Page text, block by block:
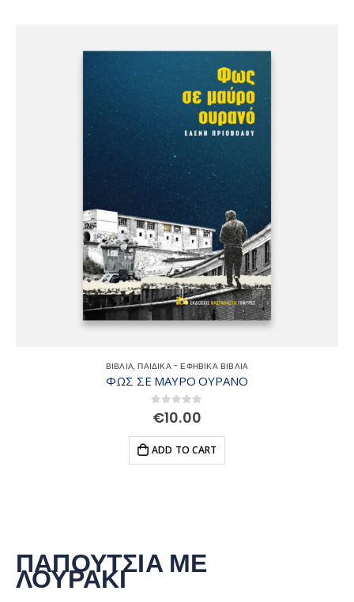
ΒΙΒΛΙΑ,ΠΑΙΔΙΚΑ - ΕΦΗΒΙΚΑ ΒΙΒΛΙΑ
ΦΩΣ ΣΕ ΜΑΥΡΟ ΟΥΡΑΝΟ
0out of 5
€10.00
ADD TO CART
ΠΑΠΟΥΤΣΙΑ ΜΕ
ΛΟΥΡΑΚΙ